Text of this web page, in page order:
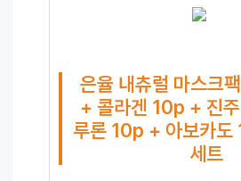
은율 내츄럴 마스크
+ 콜라겐 10p + 진
루론 10p + 아보카
세트